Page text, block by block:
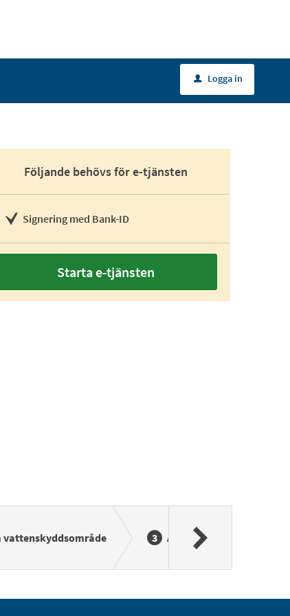
u Logga in
Följande behövs för e-tjänsten
Signering med Bank-ID
Starta e-tjänsten
vattenskyddsområde Åtgärd